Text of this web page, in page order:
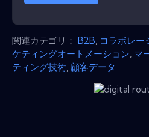
関連カテゴリ： B2B コラボレー
ケティングオートメーション マ
ティング技術 顧客データ